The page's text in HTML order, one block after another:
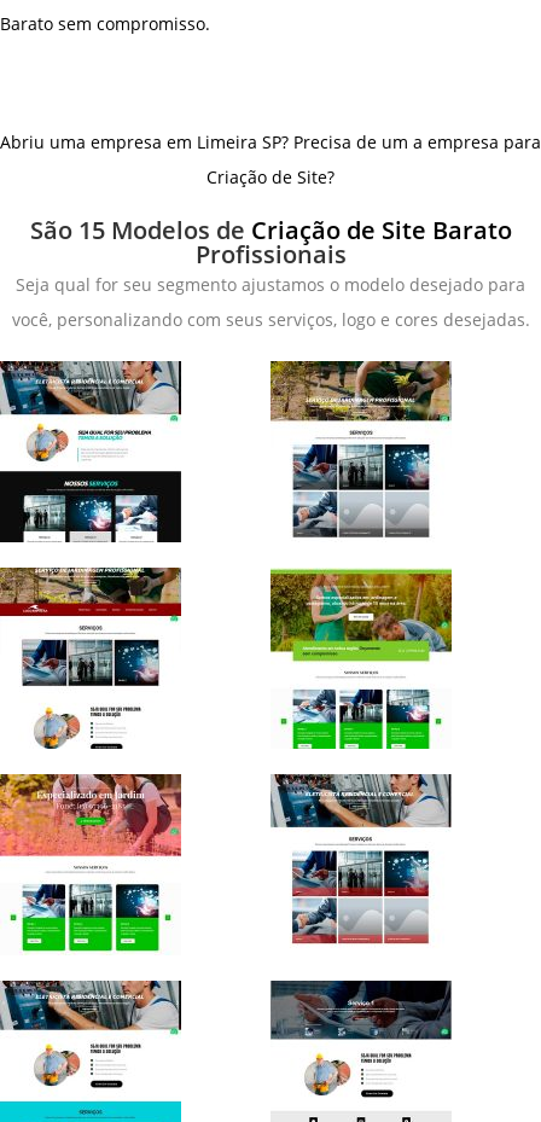
Barato sem compromisso.
Abriu uma empresa em Limeira SP? Precisa de um a empresa para
Criação de Site?
São 15 Modelos de Criação de Site Barato
Profissionais
Seja qual for seu segmento ajustamos o modelo desejado para
você, personalizando com seus serviços, logo e cores desejadas.